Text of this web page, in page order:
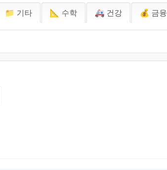
📁 기타 📐 수학 🚑 건강 💰 금융